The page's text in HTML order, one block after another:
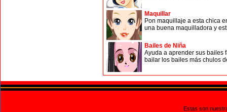
Maquillar
Pon maquillaje a esta chica
una buena maquilladora y
Bailes de Niña
Ayuda a aprender sus bailes
bailar los bailes más chulos
Estas son